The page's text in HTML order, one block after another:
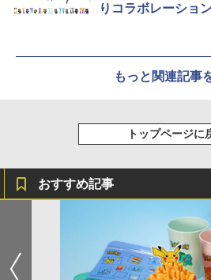
りコラボレーショ
もっと関連記事
トップページに
おすすめ記事